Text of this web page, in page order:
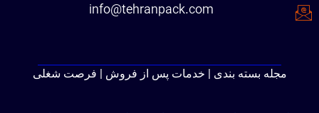
info@tehranpack.com
مجله بسته بندی | خدمات پس از فروش | فرصت شغلی